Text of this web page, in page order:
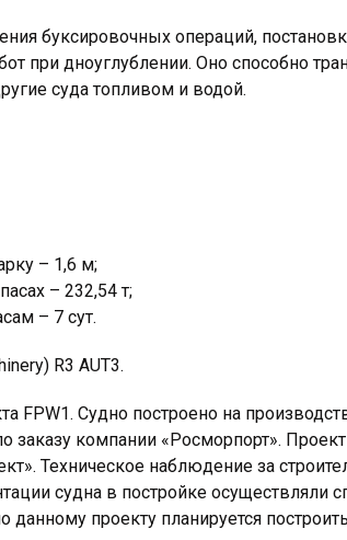
буксировочных операций,
при дноуглублении. Оно способно
суда топливом и водой.
– 1,6 м;
– 232,54 т;
– 7 сут.
R3 AUT3.
FPW1. Судно построено на
заказу компании «Росморпорт». Проект
Техническое наблюдение за
судна в постройке осуществляли
проекту планируется